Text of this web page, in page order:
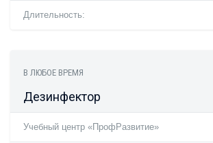
Длительность:
В ЛЮБОЕ ВРЕМЯ
Дезинфектор
Учебный центр «ПрофРазвитие»